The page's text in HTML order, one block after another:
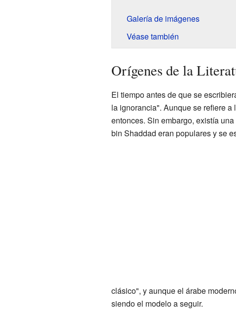
Galería de imágenes
Véase también
Orígenes de la
El tiempo antes de que se
la ignorancia". Aunque se refiere
entonces. Sin embargo, existía
bin Shaddad eran populares y se
clásico", y aunque el árabe
siendo el modelo a seguir.